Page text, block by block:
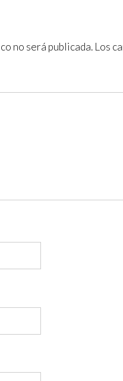
no será publicada. Los